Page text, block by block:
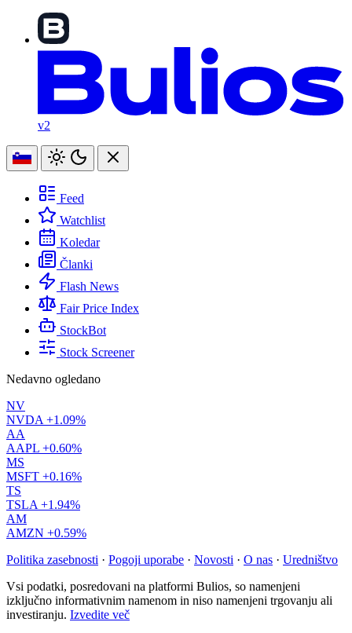
v2
Feed
Watchlist
Koledar
Članki
Flash News
Fair Price Index
StockBot
Stock Screener
Nedavno ogledano
NV
NVDA +1.09%
AA
AAPL +0.60%
MS
MSFT +0.16%
TS
TSLA +1.94%
AM
AMZN +0.59%
Politika zasebnosti · Pogoji uporabe · Novosti · O nas · Uredništvo
Vsi podatki, posredovani na platformi Bulios, so namenjeni
izključno informativnim namenom in niso namenjeni trgovanju ali
investiranju. Izvedite več